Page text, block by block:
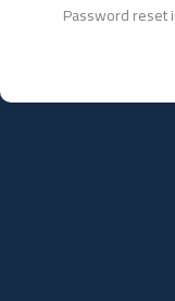
Password reset